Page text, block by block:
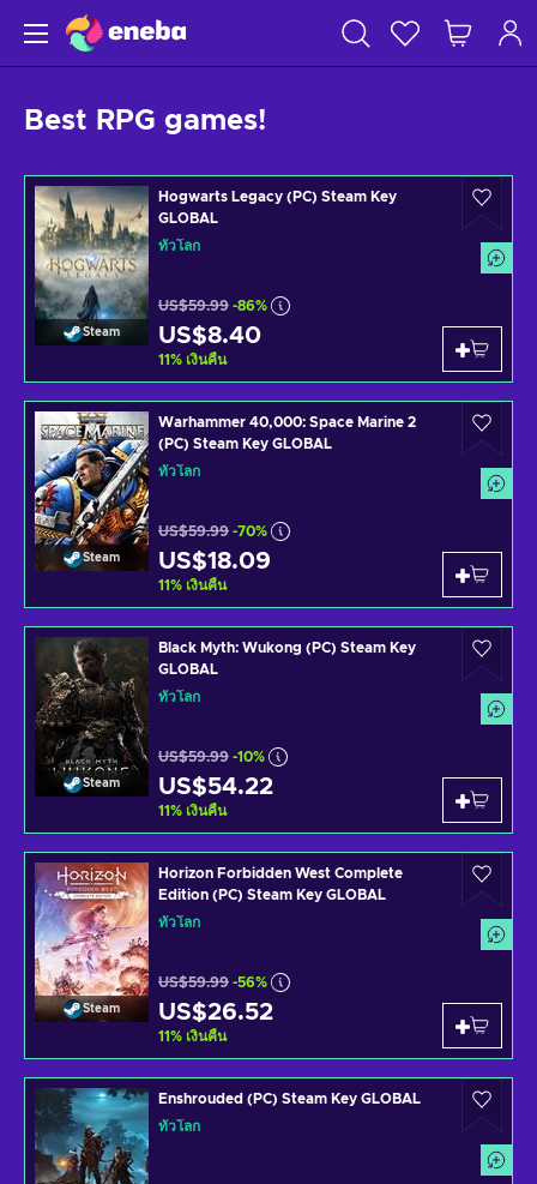
Best RPG games!
Steam
Hogwarts Legacy (PC) Steam Key
GLOBAL
ทั่วโลก
US$59.99 -86%
US$8.40
11% เงินคืน
Steam
Warhammer 40,000: Space Marine 2
(PC) Steam Key GLOBAL
ทั่วโลก
US$59.99 -70%
US$18.09
11% เงินคืน
Steam
Black Myth: Wukong (PC) Steam Key
GLOBAL
ทั่วโลก
US$59.99 -10%
US$54.22
11% เงินคืน
Steam
Horizon Forbidden West Complete
Edition (PC) Steam Key GLOBAL
ทั่วโลก
US$59.99 -56%
US$26.52
11% เงินคืน
Enshrouded (PC) Steam Key GLOBAL
ทั่วโลก